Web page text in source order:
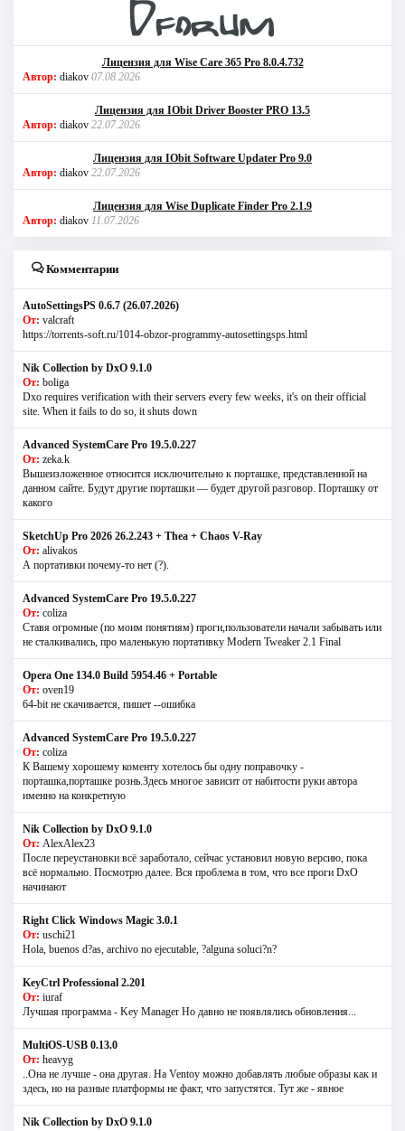
Лицензия для Wise Care 365 Pro 8.0.4.732
Автор: diakov 07.08.2026
Лицензия для IObit Driver Booster PRO 13.5
Автор: diakov 22.07.2026
Лицензия для IObit Software Updater Pro 9.0
Автор: diakov 22.07.2026
Лицензия для Wise Duplicate Finder Pro 2.1.9
Автор: diakov 11.07.2026
Комментарии
AutoSettingsPS 0.6.7 (26.07.2026)
От: valcraft
https://torrents-soft.ru/1014-obzor-programmy-autosettingsps.html
Nik Collection by DxO 9.1.0
От: boliga
Dxo requires verification with their servers every few weeks, it's on their official
site. When it fails to do so, it shuts down
Advanced SystemCare Pro 19.5.0.227
От: zeka.k
Вышеизложенное относится исключительно к порташке, представленной на
данном сайте. Будут другие порташки — будет другой разговор. Порташку от
какого
SketchUp Pro 2026 26.2.243 + Thea + Chaos V-Ray
От: alivakos
А портативки почему-то нет (?).
Advanced SystemCare Pro 19.5.0.227
От: coliza
Ставя огромные (по моим понятиям) проги,пользователи начали забывать или
не сталкивались, про маленькую портативку Modern Tweaker 2.1 Final
Opera One 134.0 Build 5954.46 + Portable
От: oven19
64-bit не скачивается, пишет --ошибка
Advanced SystemCare Pro 19.5.0.227
От: coliza
К Вашему хорошему коменту хотелось бы одну поправочку -
порташка,порташке рознь.Здесь многое зависит от набитости руки автора
именно на конкретную
Nik Collection by DxO 9.1.0
От: AlexAlex23
После переустановки всё заработало, сейчас установил новую версию, пока
всё нормально. Посмотрю далее. Вся проблема в том, что все проги DxO
начинают
Right Click Windows Magic 3.0.1
От: uschi21
Hola, buenos d?as, archivo no ejecutable, ?alguna soluci?n?
KeyCtrl Professional 2.201
От: iuraf
Лучшая программа - Key Manager Но давно не появлялись обновления...
MultiOS-USB 0.13.0
От: heavyg
..Она не лучше - она другая. На Ventoy можно добавлять любые образы как и
здесь, но на разные платформы не факт, что запустятся. Тут же - явное
Nik Collection by DxO 9.1.0